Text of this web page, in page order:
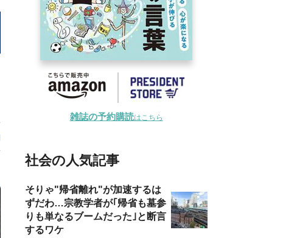
雑誌の予約購読はこちら
社会の人気記事
そりゃ"帰省離れ"が加速するは
ずだわ…宗教学者が｢帰省も墓参
りも単なるブームだった｣と断言
するワケ